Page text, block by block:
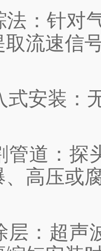
针对气
流速信
装：无
：探头
、高压或
超声波